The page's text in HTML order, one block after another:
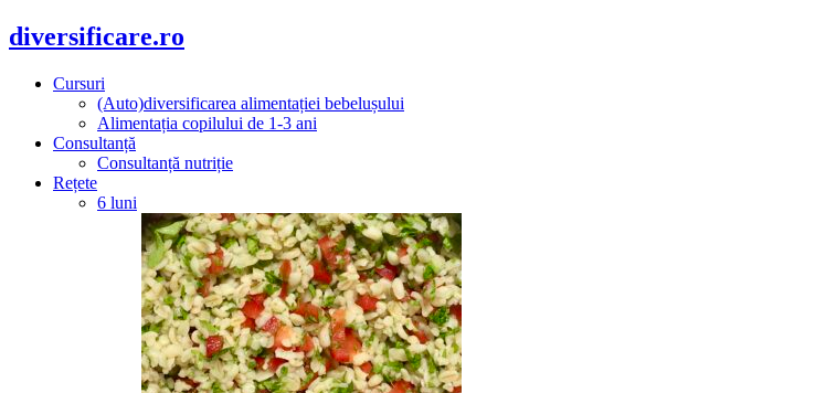
diversificare.ro
Cursuri
(Auto)diversificarea alimentației bebelușului
Alimentația copilului de 1-3 ani
Consultanță
Consultanță nutriție
Rețete
6 luni